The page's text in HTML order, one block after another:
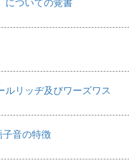
リッヂ及びワーズワス
音の特徴